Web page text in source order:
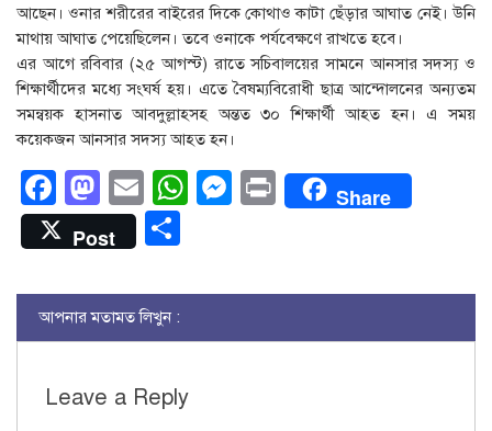
আছেন। ওনার শরীরের বাইরের দিকে কোথাও কাটা ছেঁড়ার আঘাত নেই। উনি
মাথায় আঘাত পেয়েছিলেন। তবে ওনাকে পর্যবেক্ষণে রাখতে হবে।
এর আগে রবিবার (২৫ আগস্ট) রাতে সচিবালয়ের সামনে আনসার সদস্য ও
শিক্ষার্থীদের মধ্যে সংঘর্ষ হয়। এতে বৈষম্যবিরোধী ছাত্র আন্দোলনের অন্যতম
সমন্বয়ক হাসনাত আবদুল্লাহসহ অন্তত ৩০ শিক্ষার্থী আহত হন। এ সময়
কয়েকজন আনসার সদস্য আহত হন।
Facebook
Mastodon
EmailWhatsApp
Messenger
PrintShare
Post
আপনার মতামত লিখুন :
Leave a Reply